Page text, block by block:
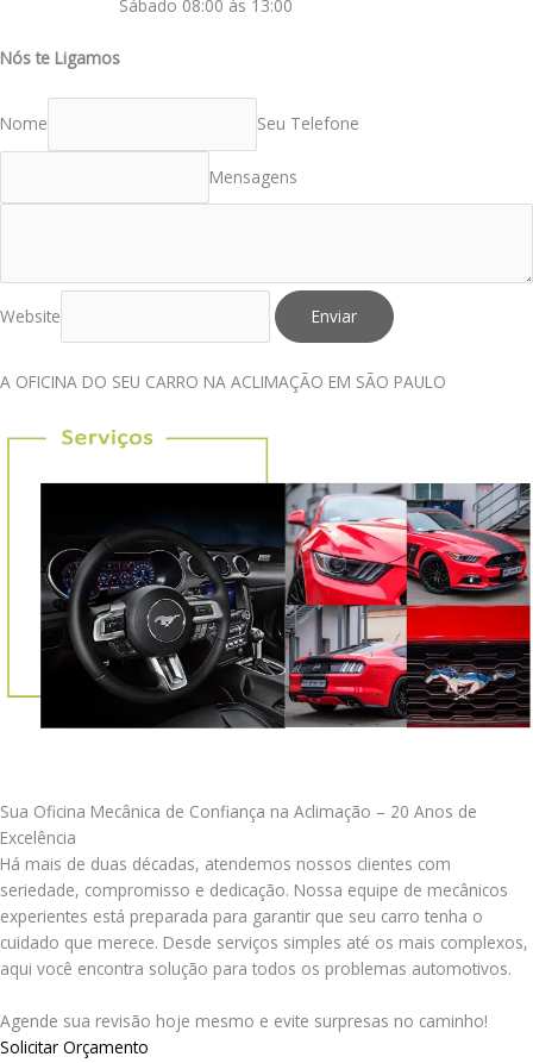
Sábado 08:00 às 13:00
Nós te Ligamos
Nome Seu Telefone
Mensagens
Website Enviar
A OFICINA DO SEU CARRO NA ACLIMAÇÃO EM SÃO PAULO
Sua Oficina Mecânica de Confiança na Aclimação – 20 Anos de
Excelência
Há mais de duas décadas, atendemos nossos clientes com
seriedade, compromisso e dedicação. Nossa equipe de mecânicos
experientes está preparada para garantir que seu carro tenha o
cuidado que merece. Desde serviços simples até os mais complexos,
aqui você encontra solução para todos os problemas automotivos.
Agende sua revisão hoje mesmo e evite surpresas no caminho!
Solicitar Orçamento